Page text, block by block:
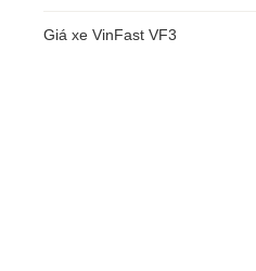
Giá xe VinFast VF3